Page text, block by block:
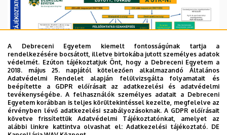
A Debreceni Egyetem kiemelt fontosságúnak tartja a
rendelkezésére bocsátott, illetve birtokába jutott személyes adatok
védelmét. Ezúton tájékoztatjuk Önt, hogy a Debreceni Egyetem a
2018. május 25. napjától kötelezően alkalmazandó Általános
Adatvédelmi Rendelet alapján felülvizsgálta folyamatait és
beépítette a GDPR előírásait az adatkezelési és adatvédelmi
tevékenységébe. A felhasználók személyes adatait a Debreceni
Egyetem korábban is teljes körültekintéssel kezelte, megfelelve az
érvényben lévő adatkezelési szabályozásoknak. A GDPR előírásait
követve frissítettük Adatvédelmi Tájékoztatónkat, amelyet az
alábbi linkre kattintva olvashat el:Adatkezelési tájékoztató. DE